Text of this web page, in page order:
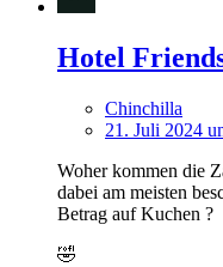
Hotel
Chinchilla
21. Juli 2024
Woher kommen die
dabei am meisten
Betrag auf Kuchen ?
🤣